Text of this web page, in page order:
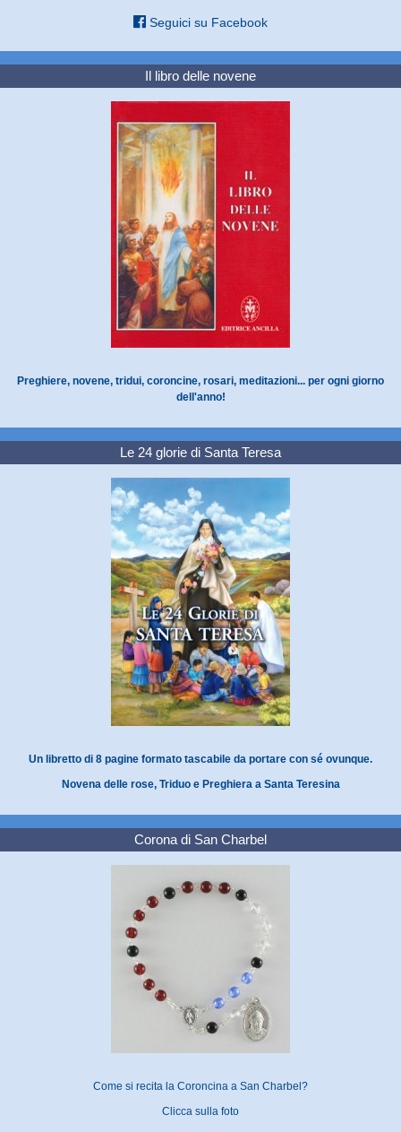
Seguici su Facebook
Il libro delle novene
Preghiere, novene, tridui, coroncine, rosari, meditazioni... per ogni giorno
dell'anno!
Le 24 glorie di Santa Teresa
Un libretto di 8 pagine formato tascabile da portare con sé ovunque.
Novena delle rose, Triduo e Preghiera a Santa Teresina
Corona di San Charbel
Come si recita la Coroncina a San Charbel?
Clicca sulla foto